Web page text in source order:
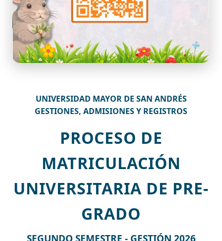
UNIVERSIDAD MAYOR DE SAN ANDRÉS
GESTIONES, ADMISIONES Y REGISTROS
PROCESO DE
MATRICULACIÓN
UNIVERSITARIA DE PRE-
GRADO
SEGUNDO SEMESTRE - GESTIÓN 2026